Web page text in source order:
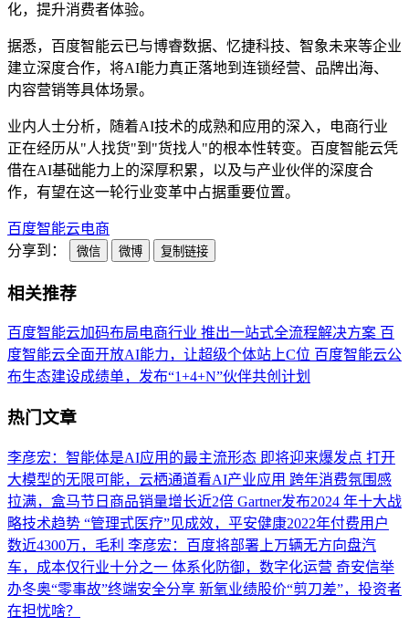
化，提升消费者体验。
据悉，百度智能云已与博睿数据、忆捷科技、智象未来等企业
建立深度合作，将AI能力真正落地到连锁经营、品牌出海、
内容营销等具体场景。
业内人士分析，随着AI技术的成熟和应用的深入，电商行业
正在经历从"人找货"到"货找人"的根本性转变。百度智能云凭
借在AI基础能力上的深厚积累，以及与产业伙伴的深度合
作，有望在这一轮行业变革中占据重要位置。
百度智能云电商
分享到：
微信 微博 复制链接
相关推荐
百度智能云加码布局电商行业 推出一站式全流程解决方案 百
度智能云全面开放AI能力，让超级个体站上C位 百度智能云公
布生态建设成绩单，发布“1+4+N”伙伴共创计划
热门文章
李彦宏：智能体是AI应用的最主流形态 即将迎来爆发点 打开
大模型的无限可能，云栖通道看AI产业应用 跨年消费氛围感
拉满，盒马节日商品销量增长近2倍 Gartner发布2024 年十大战
略技术趋势 “管理式医疗”见成效，平安健康2022年付费用户
数近4300万，毛利 李彦宏：百度将部署上万辆无方向盘汽
车，成本仅行业十分之一 体系化防御，数字化运营 奇安信举
办冬奥“零事故”终端安全分享 新氧业绩股价“剪刀差”，投资者
在担忧啥？